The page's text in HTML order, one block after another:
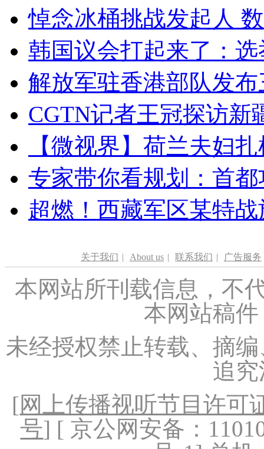
悼念冰桶挑战发起人
韩国议会打起来了：
解放军驻香港部队发
CGTN记者王冠探访新
【微视界】荷兰夫妇
专家带你看规划：首
超燃！西藏军区某特
关于我们 | About us | 联系我们 | 广告服务
本网站所刊载信息，不
本网站稿
未经授权禁止转载、摘
追
[网上传播视听节目许可
号] [ 京公网安备：